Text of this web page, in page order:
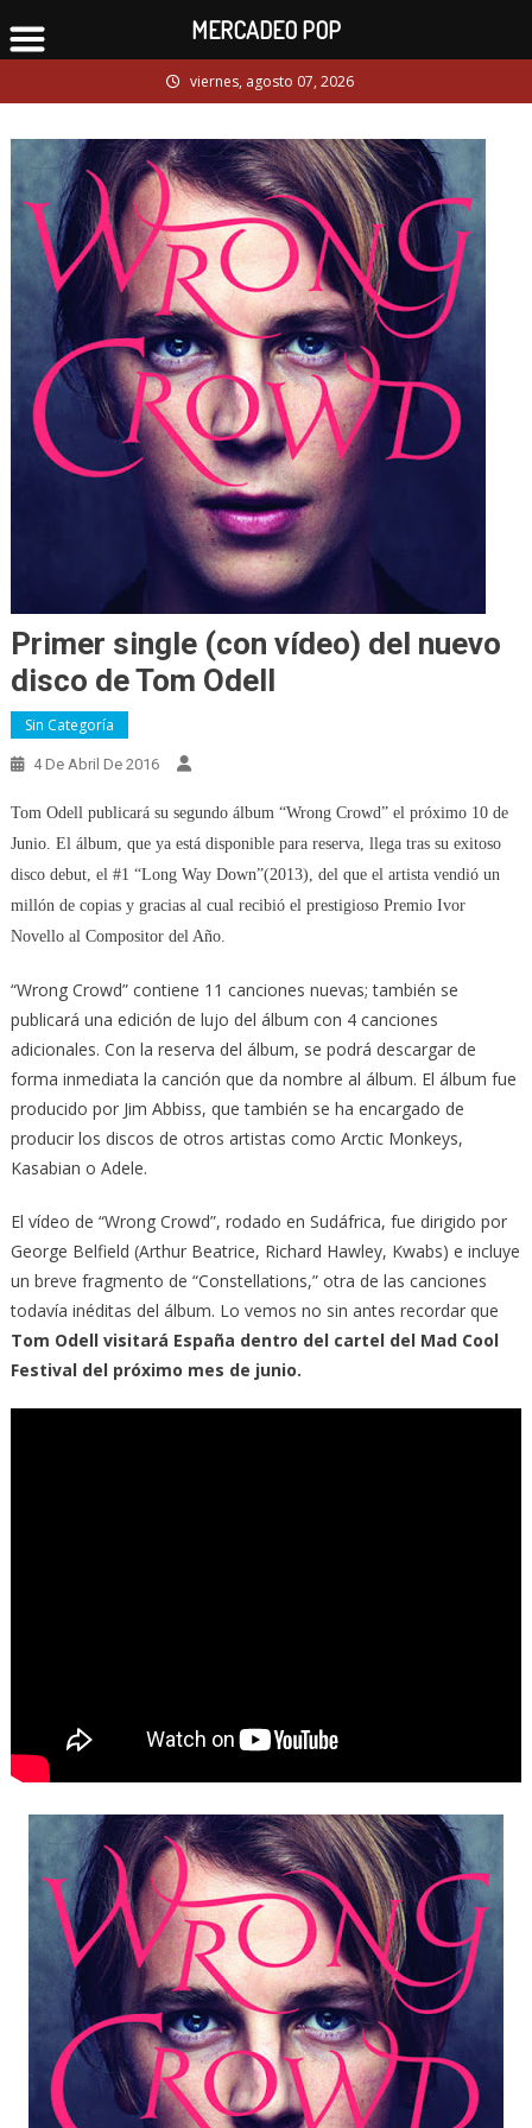
to
viernes, agosto 07, 2026
Primer single (con vídeo) del nuevo
disco de Tom Odell
Sin Categoría
4 De Abril De 2016
Tom Odell publicará su segundo álbum “Wrong Crowd” el próximo 10 de
Junio. El álbum, que ya está disponible para reserva, llega tras su exitoso
disco debut, el #1 “Long Way Down”(2013), del que el artista vendió un
millón de copias y gracias al cual recibió el prestigioso Premio Ivor
Novello al Compositor del Año.
“Wrong Crowd” contiene 11 canciones nuevas; también se
publicará una edición de lujo del álbum con 4 canciones
adicionales. Con la reserva del álbum, se podrá descargar de
forma inmediata la canción que da nombre al álbum. El álbum fue
producido por Jim Abbiss, que también se ha encargado de
producir los discos de otros artistas como Arctic Monkeys,
Kasabian o Adele.
El vídeo de “Wrong Crowd”, rodado en Sudáfrica, fue dirigido por
George Belfield (Arthur Beatrice, Richard Hawley, Kwabs) e incluye
un breve fragmento de “Constellations,” otra de las canciones
todavía inéditas del álbum. Lo vemos no sin antes recordar que
Tom Odell visitará España dentro del cartel del Mad Cool
Festival del próximo mes de junio.
MERCADEO POP